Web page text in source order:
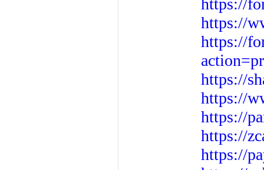
https://
https://
https://
https://
https://
https://
https://
https://